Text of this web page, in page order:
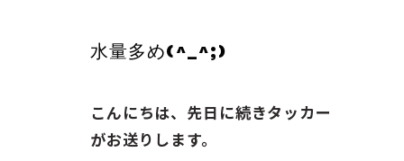
ガイド紹介
水量多め(^_^;)
こんにちは、先日に続きタッカー
がお送りします。